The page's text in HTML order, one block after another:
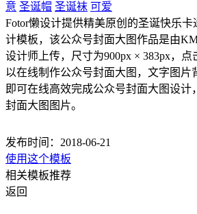
意 圣诞帽 圣诞袜 可爱
Fotor懒设计提供精美原创的圣诞快乐
计模板，该公众号封面大图作品是由
设计师上传，尺寸为900px × 383px，点
以在线制作公众号封面大图，文字图片
即可在线高效完成公众号封面大图设计
封面大图图片。
发布时间：2018-06-21
使用这个模板
相关模板推荐
返回